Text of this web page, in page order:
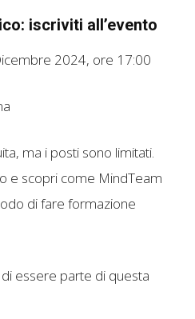
iscriviti all’evento
2024, ore 17:00
ma i posti sono limitati.
e scopri come MindTeam
di fare formazione
essere parte di questa